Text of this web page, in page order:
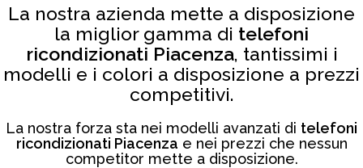
La nostra azienda mette a disposizione
la miglior gamma di telefoni
ricondizionati Piacenza, tantissimi i
modelli e i colori a disposizione a prezzi
competitivi.
La nostra forza sta nei modelli avanzati di telefoni
ricondizionati Piacenza e nei prezzi che nessun
competitor mette a disposizione.